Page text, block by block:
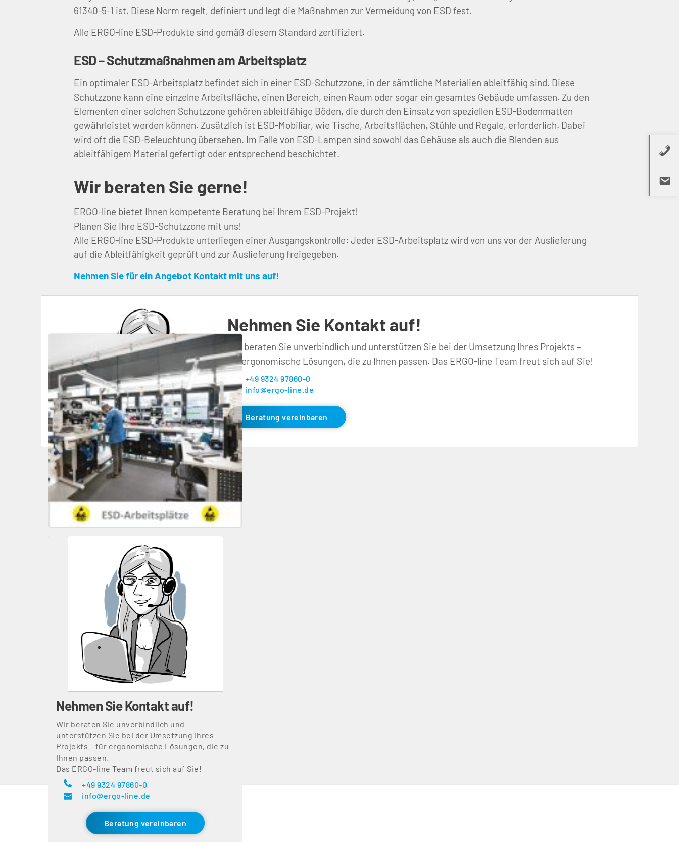
61340-5-1 ist. Diese Norm regelt, definiert und legt die Maßnahmen zur Vermeidung von ESD fest.
Alle ERGO-line ESD-Produkte sind gemäß diesem Standard zertifiziert.
ESD – Schutzmaßnahmen am Arbeitsplatz
Ein optimaler ESD-Arbeitsplatz befindet sich in einer ESD-Schutzzone, in der sämtliche Materialien ableitfähig sind. Diese
Schutzzone kann eine einzelne Arbeitsfläche, einen Bereich, einen Raum oder sogar ein gesamtes Gebäude umfassen. Zu den
Elementen einer solchen Schutzzone gehören ableitfähige Böden, die durch den Einsatz von speziellen ESD-Bodenmatten
gewährleistet werden können. Zusätzlich ist ESD-Mobiliar, wie Tische, Arbeitsflächen, Stühle und Regale, erforderlich. Dabei
wird oft die ESD-Beleuchtung übersehen. Im Falle von ESD-Lampen sind sowohl das Gehäuse als auch die Blenden aus
ableitfähigem Material gefertigt oder entsprechend beschichtet.
Wir beraten Sie gerne!
ERGO-line bietet Ihnen kompetente Beratung bei Ihrem ESD-Projekt!
Planen Sie Ihre ESD-Schutzzone mit uns!
Alle ERGO-line ESD-Produkte unterliegen einer Ausgangskontrolle: Jeder ESD-Arbeitsplatz wird von uns vor der Auslieferung
auf die Ableitfähigkeit geprüft und zur Auslieferung freigegeben.
Nehmen Sie für ein Angebot Kontakt mit uns auf!
Nehmen Sie Kontakt auf!
Wir beraten Sie unverbindlich und unterstützen Sie bei der Umsetzung Ihres Projekts –
für ergonomische Lösungen, die zu Ihnen passen. Das ERGO-line Team freut sich auf Sie!
+49 9324 97860-0
info@ergo-line.de
Beratung vereinbaren
Nehmen Sie Kontakt auf!
Wir beraten Sie unverbindlich und
unterstützen Sie bei der Umsetzung Ihres
Projekts – für ergonomische Lösungen, die zu
Ihnen passen.
Das ERGO-line Team freut sich auf Sie!
+49 9324 97860-0
info@ergo-line.de
Beratung vereinbaren